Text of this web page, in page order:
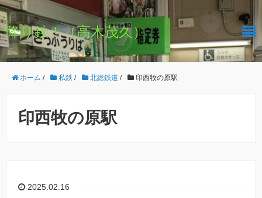
降り鉄！（高木茂久）
ホーム / 私鉄 / 北総鉄道 / 印西牧の原駅
印西牧の原駅
2025.02.16